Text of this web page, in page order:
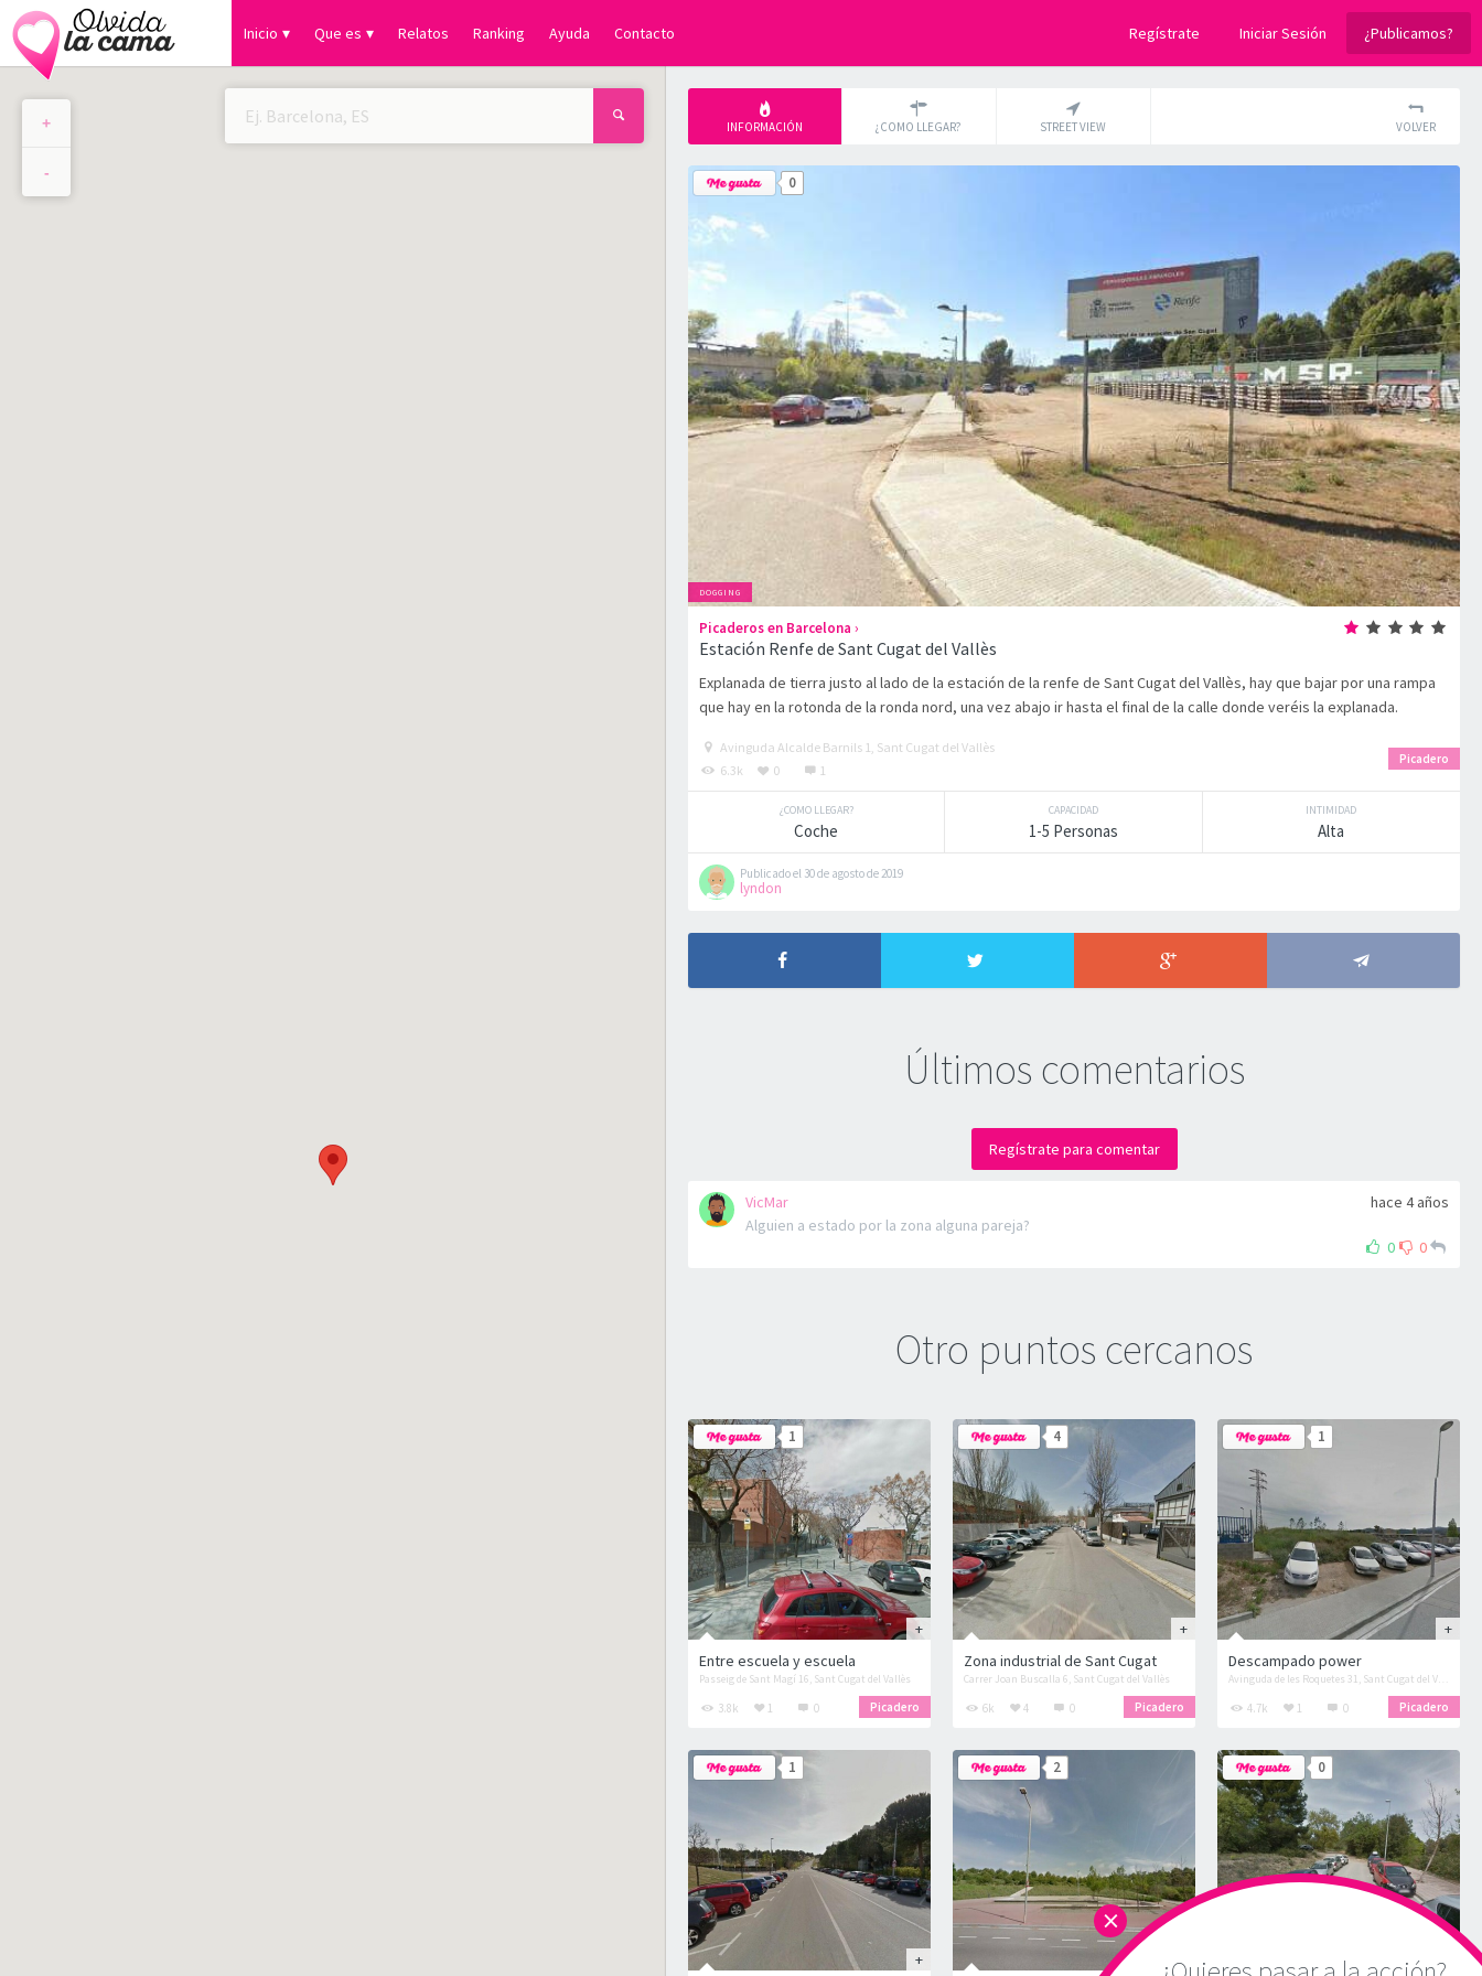
Inicio Que es Relatos Ranking Ayuda Contacto Regístrate Iniciar Sesión ¿Publicamos?
INFORMACIÓN ¿COMO LLEGAR? STREET VIEW VOLVER
0
DOGGING
Picaderos en Barcelona ›
Estación Renfe de Sant Cugat del Vallès
Explanada de tierra justo al lado de la estación de la renfe de Sant Cugat del Vallès, hay que bajar por una rampa
que hay en la rotonda de la ronda nord, una vez abajo ir hasta el final de la calle donde veréis la explanada.
Picadero
Avinguda Alcalde Barnils 1, Sant Cugat del Vallès
6.3k
0 1
¿COMO LLEGAR?
Coche
CAPACIDAD
1-5 Personas
INTIMIDAD
Alta
Publicado el 30 de agosto de 2019
lyndon
Últimos comentarios
Regístrate para comentar
VicMar
hace 4 años
Alguien a estado por la zona alguna pareja?
0
0
Otro puntos cercanos
1
Entre escuela y escuela
Passeig de Sant Magí 16, Sant Cugat del Vallès
Picadero
3.8k 1 0
4
Zona industrial de Sant Cugat
Carrer Joan Buscalla 6, Sant Cugat del Vallès
Picadero
6k 4 0
1
Descampado power
Picadero
4.7k 1 0
1 2 0
+
-
×
×